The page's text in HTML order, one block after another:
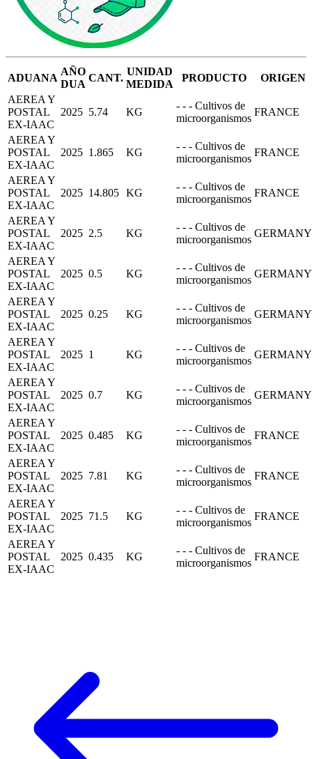
ADUANA
AÑO
DUA
CANT.
UNIDAD
MEDIDA
PRODUCTO
ORIGEN
AEREA Y
POSTAL
EX-IAAC
2025 5.74 KG
- - - Cultivos de
microorganismos
FRANCE
AEREA Y
POSTAL
EX-IAAC
2025 1.865 KG
- - - Cultivos de
microorganismos
FRANCE
AEREA Y
POSTAL
EX-IAAC
2025 14.805 KG
- - - Cultivos de
microorganismos
FRANCE
AEREA Y
POSTAL
EX-IAAC
2025 2.5 KG
- - - Cultivos de
microorganismos
GERMANY
AEREA Y
POSTAL
EX-IAAC
2025 0.5 KG
- - - Cultivos de
microorganismos
GERMANY
AEREA Y
POSTAL
EX-IAAC
2025 0.25 KG
- - - Cultivos de
microorganismos
GERMANY
AEREA Y
POSTAL
EX-IAAC
2025 1 KG
- - - Cultivos de
microorganismos
GERMANY
AEREA Y
POSTAL
EX-IAAC
2025 0.7 KG
- - - Cultivos de
microorganismos
GERMANY
AEREA Y
POSTAL
EX-IAAC
2025 0.485 KG
- - - Cultivos de
microorganismos
FRANCE
AEREA Y
POSTAL
EX-IAAC
2025 7.81 KG
- - - Cultivos de
microorganismos
FRANCE
AEREA Y
POSTAL
EX-IAAC
2025 71.5 KG
- - - Cultivos de
microorganismos
FRANCE
AEREA Y
POSTAL
EX-IAAC
2025 0.435 KG
- - - Cultivos de
microorganismos
FRANCE